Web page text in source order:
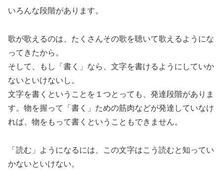
いろんな段階があります。
歌が歌えるのは、たくさんその歌を聴いて歌えるようにな
ってきたから。
そして、もし「書く」なら、文字を書けるようにしていか
ないといけないし。
文字を書くということを１つとっても、発達段階がありま
す。物を握って「書く」ための筋肉などが発達していなけ
れば、物をもって書くということもできません。
「読む」ようになるには、この文字はこう読むと知ってい
かないといけない。